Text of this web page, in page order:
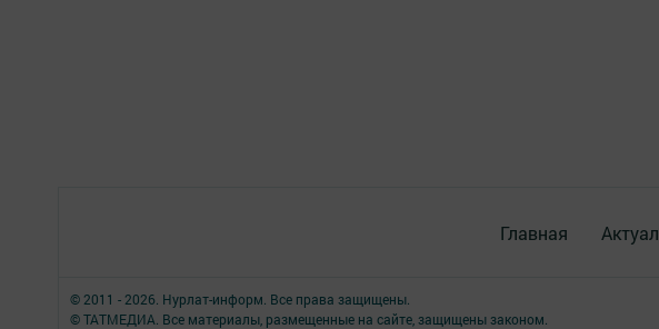
Главная
© 2011 - 2026. Нурлат-⁠информ. Все права защищены.
© ТАТМЕДИА. Все материалы, размещенные на сайте, защищены законом.